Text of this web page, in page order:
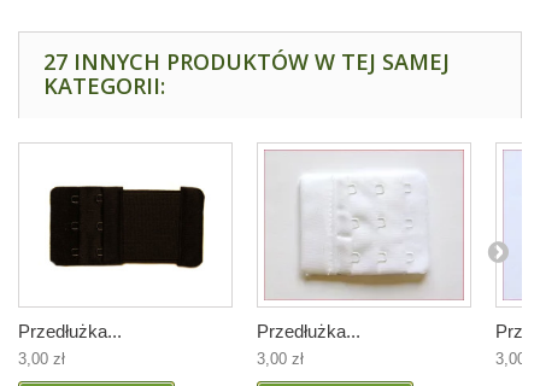
27 INNYCH PRODUKTÓW W TEJ SAMEJ
KATEGORII:
Przedłużka...
3,00 zł
Przedłużka...
3,00 zł 3,00